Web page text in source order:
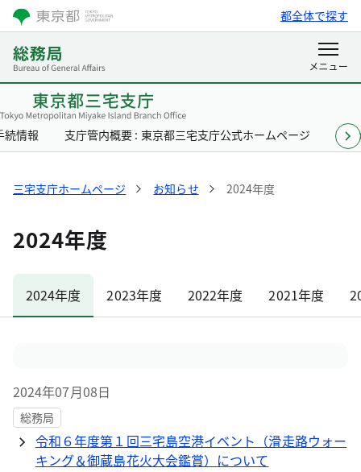
都全体で探す
続情報 支庁管内概要 : 東京都三宅支庁公式ホームページ 各
三宅支庁ホームページ お知らせ 2024年度
2024年度
2024年度 2023年度 2022年度 2021年度
2024年07月08日
総務局
令和６年度第１回三宅島空港イベント（滑走路ウォー
キング＆御蔵島花火大会鑑賞）について